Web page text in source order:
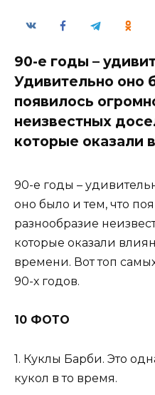
90-е годы –
Удивительно оно
появилось
неизвестных
которые оказали
90-е годы –
оно было и тем, что
разнообразие
которые оказали
времени. Вот топ
90-х годов.
10 ФОТО
1. Куклы Барби. Это
кукол в то время.